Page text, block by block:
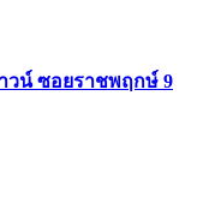
วน์ ซอยราชพฤกษ์ 9